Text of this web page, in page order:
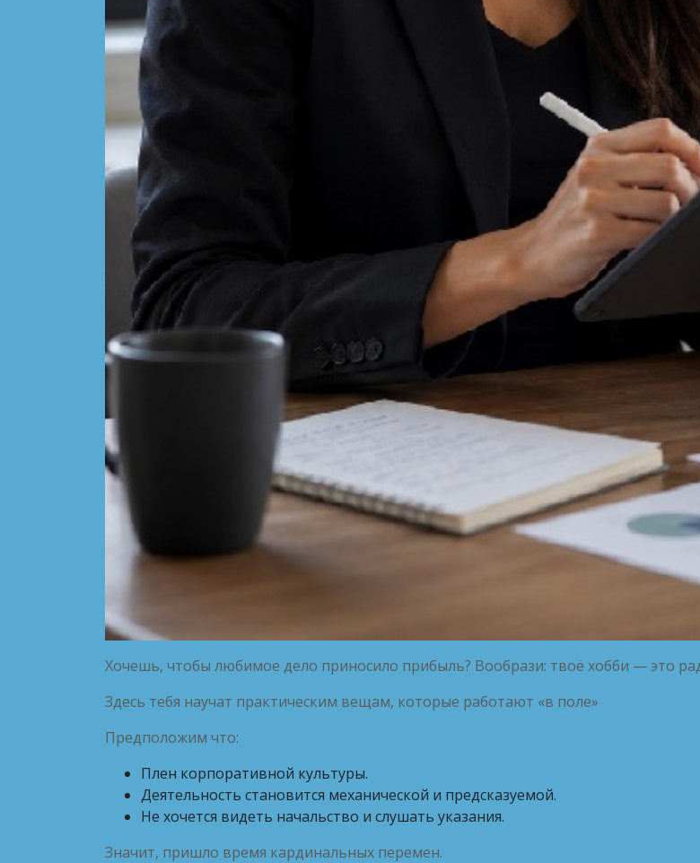
Хочешь, чтобы любимое дело приносило прибыль? Вообрази: твоё хобби — это
Здесь тебя научат практическим вещам, которые работают «в поле»
Предположим что:
Плен корпоративной культуры.
Деятельность становится механической и предсказуемой.
Не хочется видеть начальство и слушать указания.
Значит, пришло время кардинальных перемен.